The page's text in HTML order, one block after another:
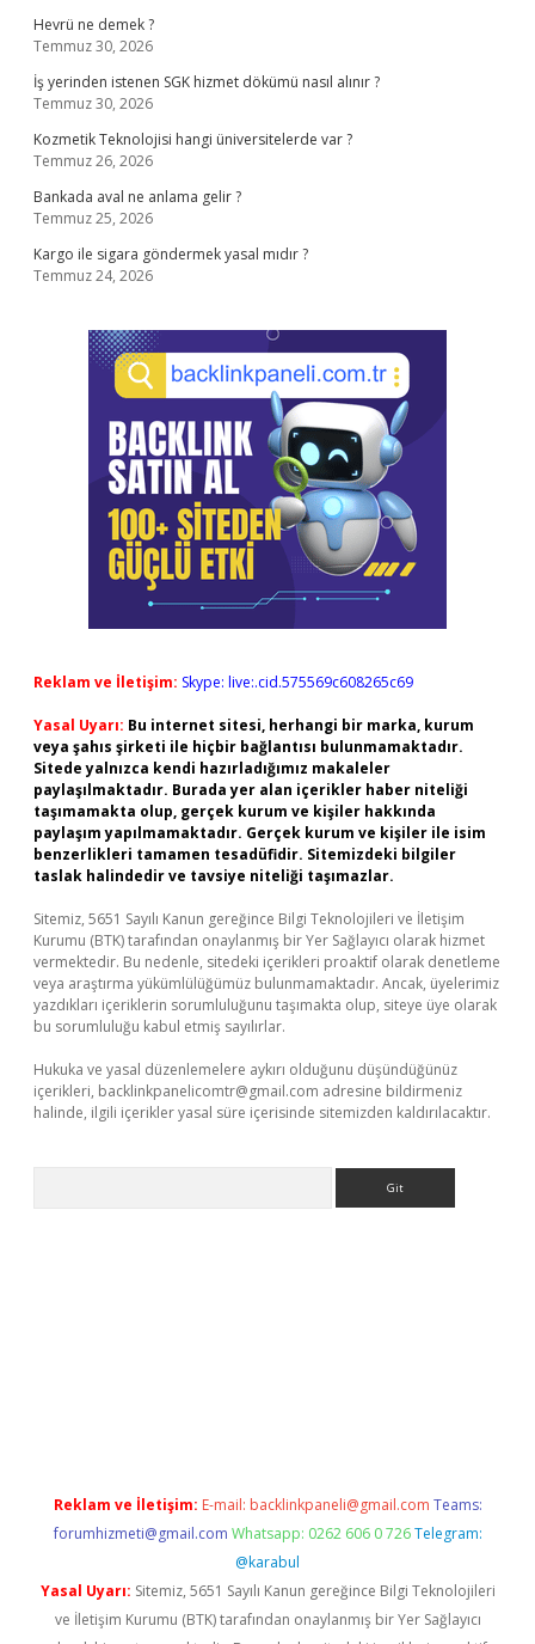
Hevrü ne demek ?
Temmuz 30, 2026
İş yerinden istenen SGK hizmet dökümü nasıl alınır ?
Temmuz 30, 2026
Kozmetik Teknolojisi hangi üniversitelerde var ?
Temmuz 26, 2026
Bankada aval ne anlama gelir ?
Temmuz 25, 2026
Kargo ile sigara göndermek yasal mıdır ?
Temmuz 24, 2026
Reklam ve İletişim: Skype: live:.cid.575569c608265c69
Yasal Uyarı: Bu internet sitesi, herhangi bir marka, kurum
veya şahıs şirketi ile hiçbir bağlantısı bulunmamaktadır.
Sitede yalnızca kendi hazırladığımız makaleler
paylaşılmaktadır. Burada yer alan içerikler haber niteliği
taşımamakta olup, gerçek kurum ve kişiler hakkında
paylaşım yapılmamaktadır. Gerçek kurum ve kişiler ile isim
benzerlikleri tamamen tesadüfidir. Sitemizdeki bilgiler
taslak halindedir ve tavsiye niteliği taşımazlar.
Sitemiz, 5651 Sayılı Kanun gereğince Bilgi Teknolojileri ve İletişim
Kurumu (BTK) tarafından onaylanmış bir Yer Sağlayıcı olarak hizmet
vermektedir. Bu nedenle, sitedeki içerikleri proaktif olarak denetleme
veya araştırma yükümlülüğümüz bulunmamaktadır. Ancak, üyelerimiz
yazdıkları içeriklerin sorumluluğunu taşımakta olup, siteye üye olarak
bu sorumluluğu kabul etmiş sayılırlar.
Hukuka ve yasal düzenlemelere aykırı olduğunu düşündüğünüz
içerikleri, backlinkpanelicomtr@gmail.com adresine bildirmeniz
halinde, ilgili içerikler yasal süre içerisinde sitemizden kaldırılacaktır.
Reklam ve İletişim: E-mail: backlinkpaneli@gmail.com Teams:
forumhizmeti@gmail.com Whatsapp: 0262 606 0 726 Telegram:
@karabul
Yasal Uyarı: Sitemiz, 5651 Sayılı Kanun gereğince Bilgi Teknolojileri
ve İletişim Kurumu (BTK) tarafından onaylanmış bir Yer Sağlayıcı